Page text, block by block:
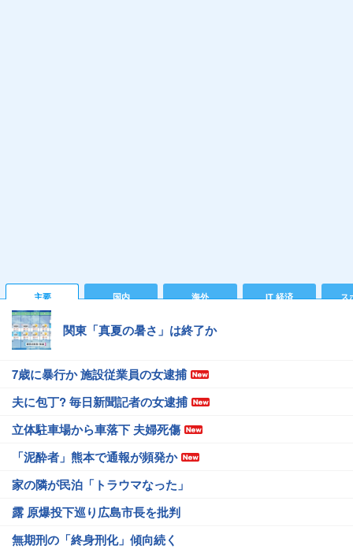
主要 国内 海外 IT 経済 ス
関東「真夏の暑さ」は終了か
7歳に暴行か 施設従業員の女逮捕
夫に包丁? 毎日新聞記者の女逮捕
立体駐車場から車落下 夫婦死傷
「泥酔者」熊本で通報が頻発か
家の隣が民泊「トラウマなった」
露 原爆投下巡り広島市長を批判
無期刑の「終身刑化」傾向続く